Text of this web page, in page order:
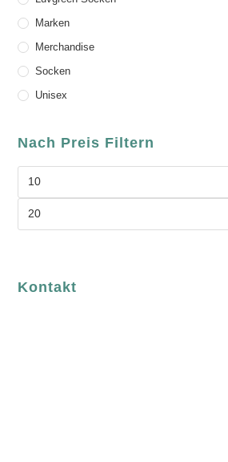
Marken
Merchandise
Socken
Unisex
Nach Preis Filtern
Kontakt